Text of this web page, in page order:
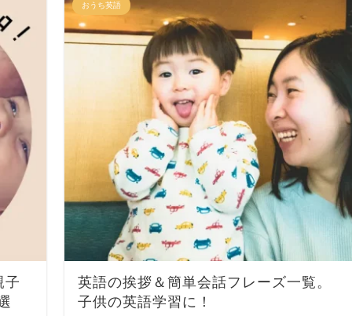
子
おうち英語
英語の挨拶＆簡単会話フレーズ一覧。
子供の英語学習に！